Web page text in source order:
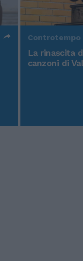
Controtempo
La rinascita
canzoni di